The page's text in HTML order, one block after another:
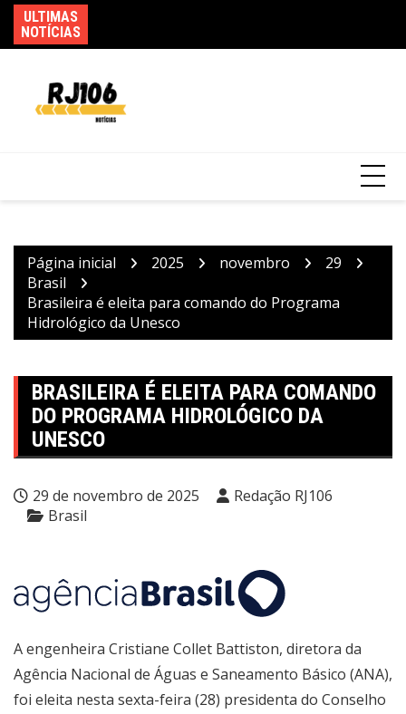
para
o
ULTIMAS
NOTÍCIAS
Página inicial 2025 novembro
29
Brasil
Brasileira é eleita para comando do Programa
Hidrológico da Unesco
BRASILEIRA É ELEITA PARA COMANDO
DO PROGRAMA HIDROLÓGICO DA
UNESCO
29 de novembro de 2025
Redação RJ106
Brasil
A engenheira Cristiane Collet Battiston, diretora da
Agência Nacional de Águas e Saneamento Básico (ANA),
foi eleita nesta sexta-feira (28) presidenta do Conselho